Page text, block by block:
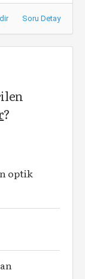
Soru Detay
?
optik